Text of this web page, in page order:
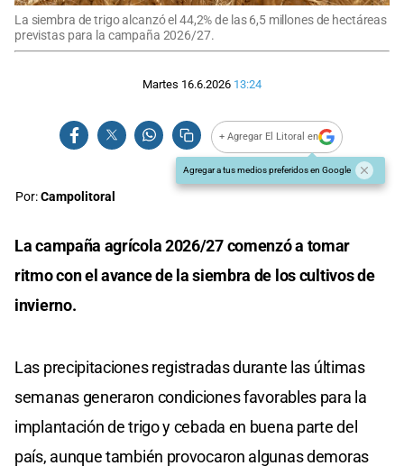
La siembra de trigo alcanzó el 44,2% de las 6,5 millones de hectáreas
previstas para la campaña 2026/27.
Martes 16.6.2026 13:24
+ Agregar El Litoral en
Agregar a tus medios preferidos en Google
Por:Campolitoral
La campaña agrícola 2026/27 comenzó a tomar
ritmo con el avance de la siembra de los cultivos de
invierno.
Las precipitaciones registradas durante las últimas
semanas generaron condiciones favorables para la
implantación de trigo y cebada en buena parte del
país, aunque también provocaron algunas demoras